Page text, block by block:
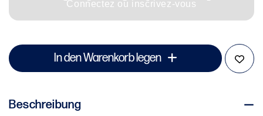
Connectez ou inscrivez-vous
In den Warenkorb legen
Beschreibung